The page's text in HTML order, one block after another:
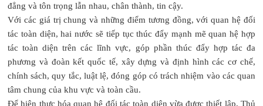
đẳng và tôn trọng lẫn nhau, chân thành, tin cậy.
Với các giá trị chung và những điểm tương đồng, với quan hệ đối
tác toàn diện, hai nước sẽ tiếp tục thúc đẩy mạnh mẽ quan hệ hợp
tác toàn diện trên các lĩnh vực, góp phần thúc đẩy hợp tác đa
phương và đoàn kết quốc tế, xây dựng và định hình các cơ chế,
chính sách, quy tắc, luật lệ, đóng góp có trách nhiệm vào các quan
tâm chung của khu vực và toàn cầu.
Để hiện thực hóa quan hệ đối tác toàn diện vừa được thiết lập, Thủ